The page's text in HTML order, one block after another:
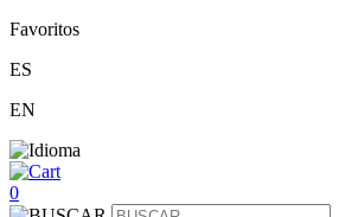
Favoritos
ES
EN
0